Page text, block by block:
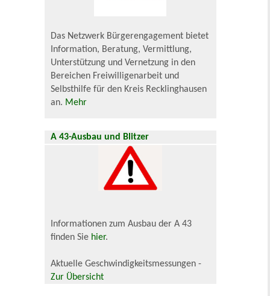
Das Netzwerk Bürgerengagement bietet
Information, Beratung, Vermittlung,
Unterstützung und Vernetzung in den
Bereichen Freiwilligenarbeit und
Selbsthilfe für den Kreis Recklinghausen
an. Mehr
A 43-Ausbau und Blitzer
Informationen zum Ausbau der A 43
finden Sie hier.
Aktuelle Geschwindigkeitsmessungen -
Zur Übersicht